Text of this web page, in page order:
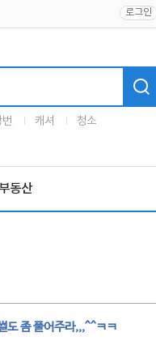
로그인
번 캐셔 청소
동산
도 좀 풀어주라,,,^^ㅋㅋ